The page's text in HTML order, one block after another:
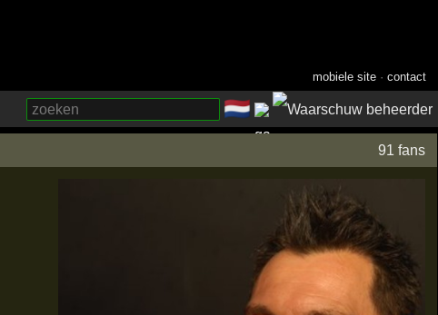
mobiele site ·contact
🇳🇱
91 fans